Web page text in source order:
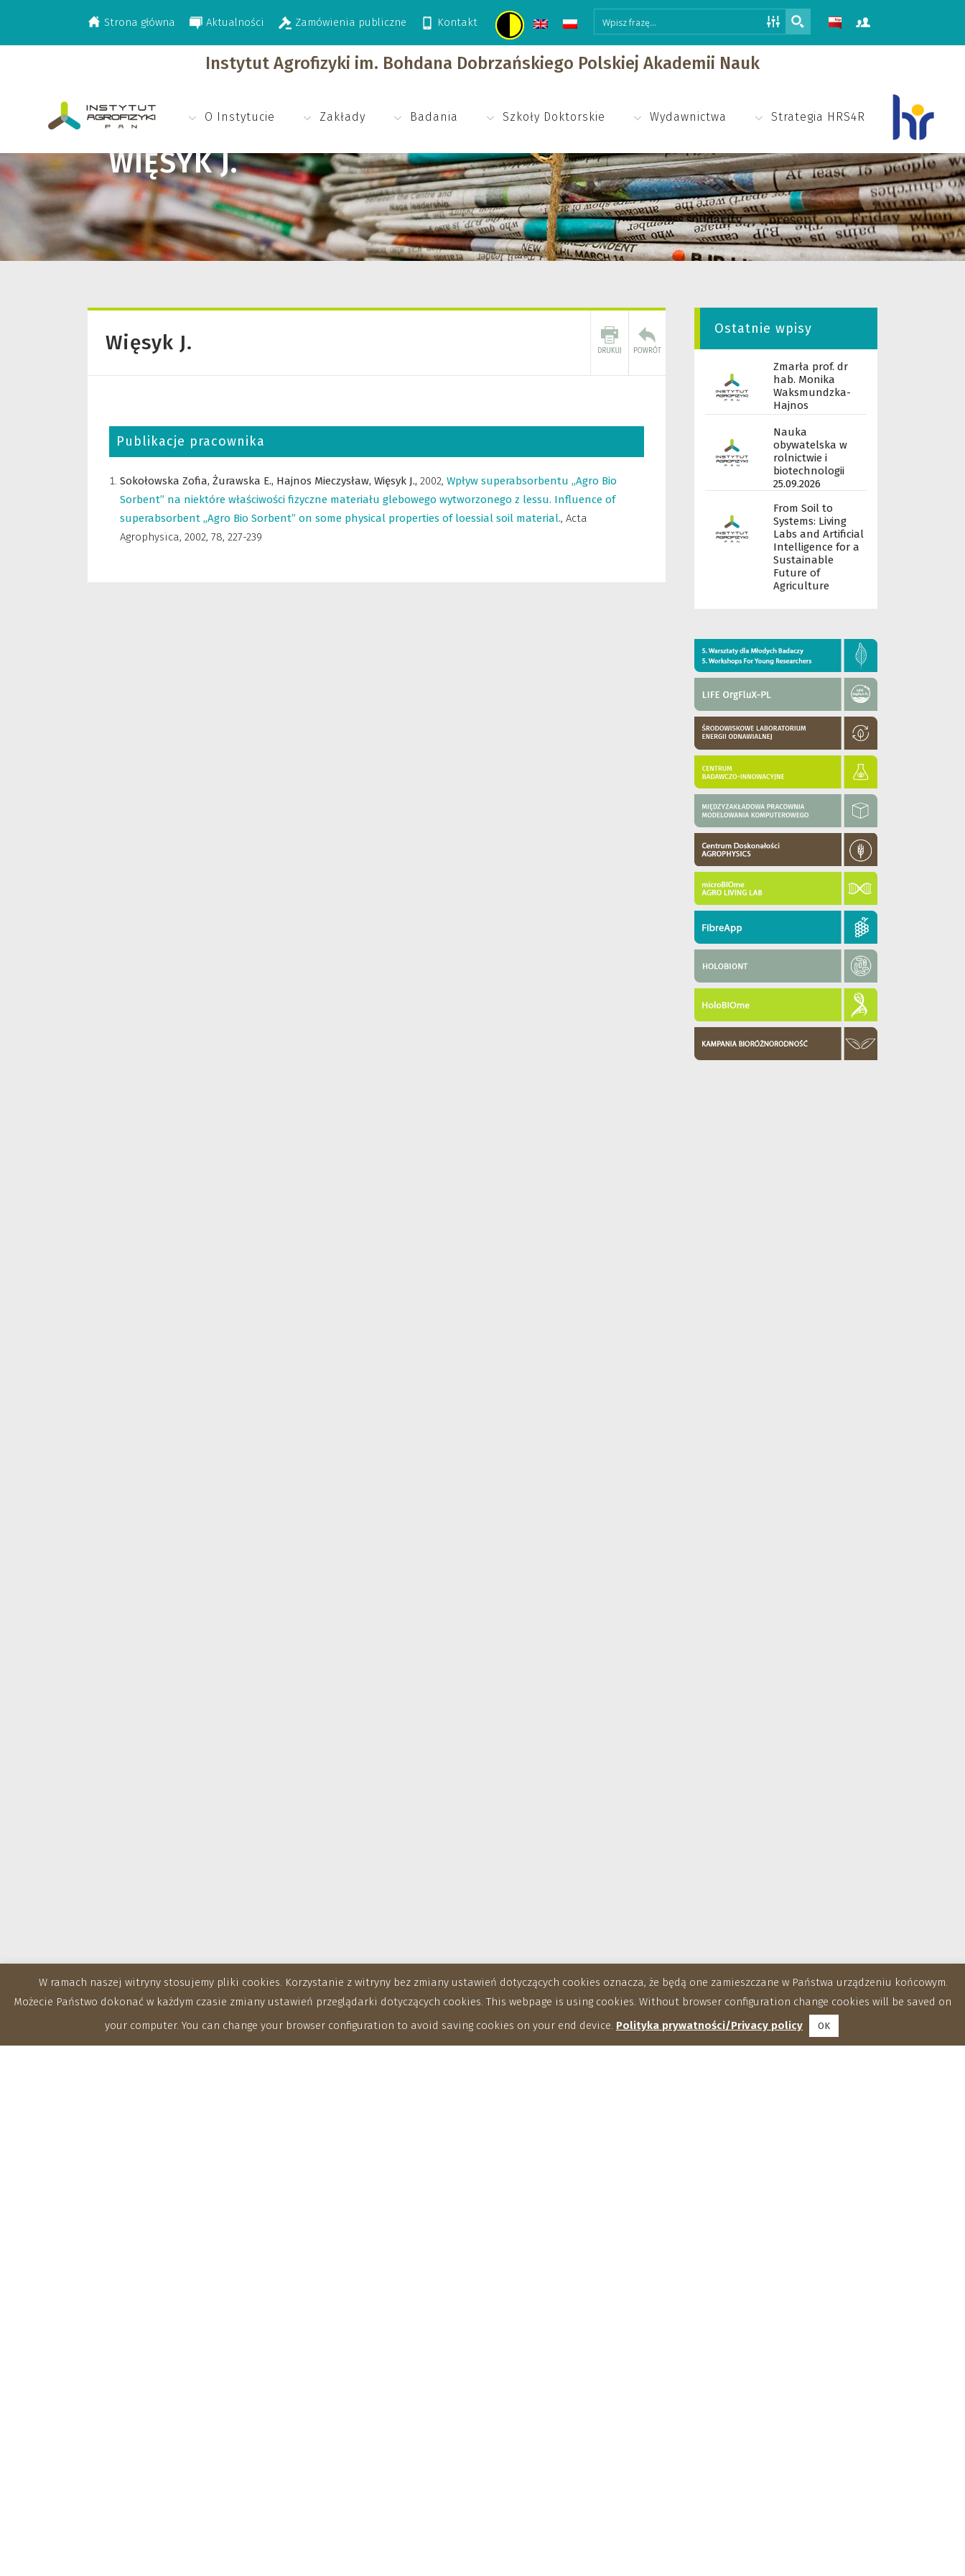
Strona główna Aktualności Zamówienia publiczne Kontakt
Instytut Agrofizyki im. Bohdana Dobrzańskiego Polskiej Akademii Nauk
O Instytucie Zakłady Badania Szkoły Doktorskie Wydawnictwa Strategia HRS4R
WIĘSYK J.
>Więsyk J.
Więsyk J.
Publikacje pracownika
Sokołowska Zofia, Żurawska E., Hajnos Mieczysław, Więsyk J., 2002, Wpływ superabsorbentu „Agro Bio
Sorbent” na niektóre właściwości fizyczne materiału glebowego wytworzonego z lessu. Influence of
superabsorbent „Agro Bio Sorbent” on some physical properties of loessial soil material., Acta
Agrophysica, 2002, 78, 227-239
Ostatnie wpisy
Zmarła prof. dr
hab. Monika
Waksmundzka-
Hajnos
Nauka
obywatelska w
rolnictwie i
biotechnologii
25.09.2026
From Soil to
Systems: Living
Labs and Artificial
Intelligence for a
Sustainable
Future of
Agriculture
W ramach naszej witryny stosujemy pliki cookies. Korzystanie z witryny bez zmiany ustawień dotyczących cookies oznacza, że będą one zamieszczane w Państwa urządzeniu końcowym.
Możecie Państwo dokonać w każdym czasie zmiany ustawień przeglądarki dotyczących cookies. This webpage is using cookies. Without browser configuration change cookies will be saved on
your computer. You can change your browser configuration to avoid saving cookies on your end device. Polityka prywatności/Privacy policy OK